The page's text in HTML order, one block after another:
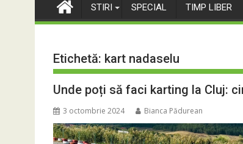
STIRI SPECIAL TIMP LIBER
Etichetă: kart nadaselu
Unde poți să faci karting la Cluj:
3 octombrie 2024 Bianca Pădurean